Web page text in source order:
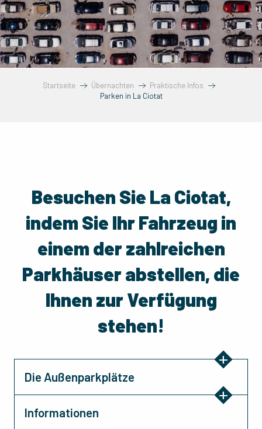
Startseite Übernachten
Praktische Infos
Parken in La Ciotat
Besuchen Sie La Ciotat,
indem Sie Ihr Fahrzeug in
einem der zahlreichen
Parkhäuser abstellen, die
Ihnen zur Verfügung
stehen!
Die Außenparkplätze
Informationen